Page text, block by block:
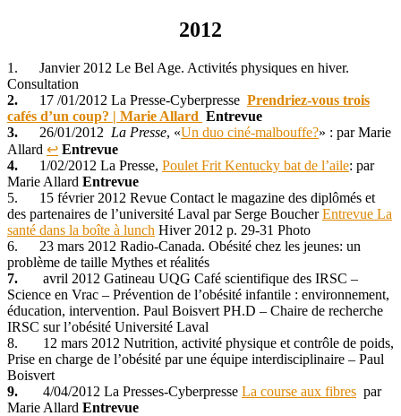
2012
1. Janvier 2012 Le Bel Age. Activités physiques en hiver.
Consultation
2. 17 /01/2012 La Presse-Cyberpresse Prendriez-vous trois
cafés d’un coup? | Marie Allard Entrevue
3. 26/01/2012 La Presse, «Un duo ciné-malbouffe?» : par Marie
Allard ↩ Entrevue
4. 1/02/2012 La Presse, Poulet Frit Kentucky bat de l’aile: par
Marie Allard Entrevue
5. 15 février 2012 Revue Contact le magazine des diplômés et
des partenaires de l’université Laval par Serge BoucherEntrevue La
santé dans la boîte à lunch Hiver 2012 p. 29-31 Photo
6. 23 mars 2012 Radio-Canada. Obésité chez les jeunes: un
problème de taille Mythes et réalités
7. avril 2012 Gatineau UQG Café scientifique des IRSC –
Science en Vrac – Prévention de l’obésité infantile : environnement,
éducation, intervention. Paul Boisvert PH.D – Chaire de recherche
IRSC sur l’obésité Université Laval
8. 12 mars 2012 Nutrition, activité physique et contrôle de poids,
Prise en charge de l’obésité par une équipe interdisciplinaire – Paul
Boisvert
9. 4/04/2012 La Presses-Cyberpresse La course aux fibres par
Marie Allard Entrevue